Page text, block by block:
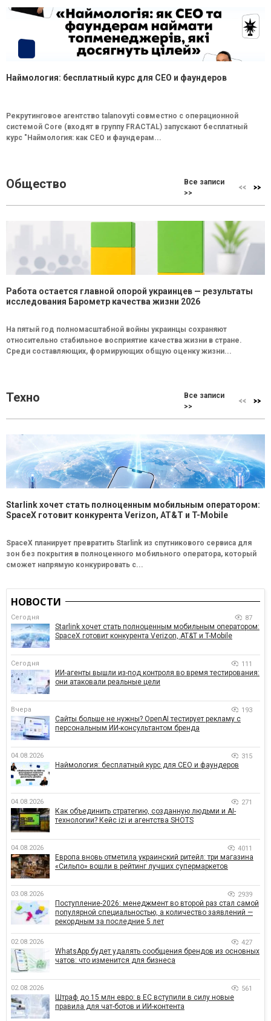
Наймология: бесплатный курс для CEO и фаундеров
Рекрутинговое агентство talanovyti совместно с операционной
системой Core (входят в группу FRACTAL) запускают бесплатный
курс "Наймология: как СEO и фаундерам...
Общество
Все записи
>>
Работа остается главной опорой украинцев — результаты
исследования Барометр качества жизни 2026
На пятый год полномасштабной войны украинцы сохраняют
относительно стабильное восприятие качества жизни в стране.
Среди составляющих, формирующих общую оценку жизни...
Техно
Все записи
>>
Starlink хочет стать полноценным мобильным оператором:
SpaceX готовит конкурента Verizon, AT&T и T-Mobile
SpaceX планирует превратить Starlink из спутникового сервиса для
зон без покрытия в полноценного мобильного оператора, который
сможет напрямую конкурировать с...
НОВОСТИ
Сегодня 87
Starlink хочет стать полноценным мобильным оператором:
SpaceX готовит конкурента Verizon, AT&T и T-Mobile
Сегодня 111
ИИ-агенты вышли из-под контроля во время тестирования:
они атаковали реальные цели
Вчера 193
Сайты больше не нужны? OpenAI тестирует рекламу с
персональным ИИ-консультантом бренда
04.08.2026 315
Наймология: бесплатный курс для CEO и фаундеров
04.08.2026 271
Как объединить стратегию, созданную людьми и AI-
технологии? Кейс izi и агентства SHOTS
04.08.2026 4011
Европа вновь отметила украинский ритейл: три магазина
«Сильпо» вошли в рейтинг лучших супермаркетов
03.08.2026 2939
Поступление-2026: менеджмент во второй раз стал самой
популярной специальностью, а количество заявлений —
рекордным за последние 5 лет
02.08.2026 427
WhatsApp будет удалять сообщения брендов из основных
чатов: что изменится для бизнеса
02.08.2026 561
Штраф до 15 млн евро: в ЕС вступили в силу новые
правила для чат-ботов и ИИ-контента